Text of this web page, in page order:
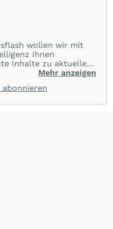
wollen wir mit
Ihnen
Inhalte zu aktuellen
Finanzmärkte aus
Mehr anzeigen
abonnieren